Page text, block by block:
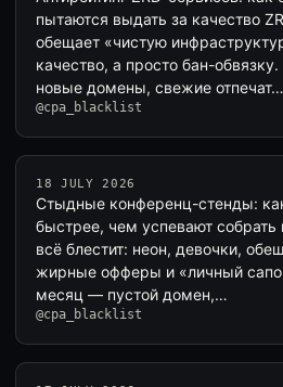
пытаются выдать за качество
обещает «чистую
качество, а просто бан-
новые домены, свежие отпечат…
@cpa_blacklist
18 JULY 2026
Стыдные конференц-стенды:
быстрее, чем успевают
всё блестит: неон, девочки,
жирные офферы и «личный
месяц — пустой домен,…
@cpa_blacklist